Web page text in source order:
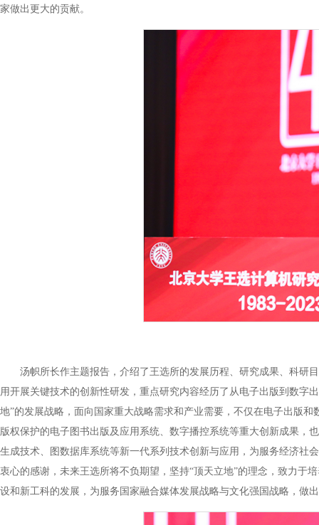
家做出更大的贡献。
汤帜所长作主题报告，介绍了王选所的发展历程、研究成果、科研
用开展关键技术的创新性研发，重点研究内容经历了从电子出版到数字
地”的发展战略，面向国家重大战略需求和产业需要，不仅在电子出版
版权保护的电子图书出版及应用系统、数字播控系统等重大创新成果，
生成技术、图数据库系统等新一代系列技术创新与应用，为服务经济社
衷心的感谢，未来王选所将不负期望，坚持“顶天立地”的理念，致力于
设和新工科的发展，为服务国家融合媒体发展战略与文化强国战略，做